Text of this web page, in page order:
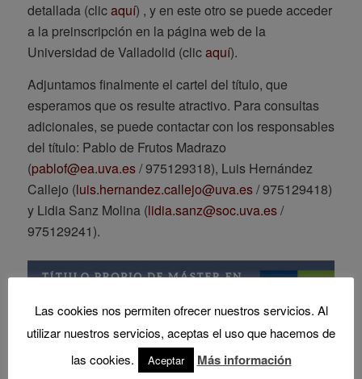
detallada (clicaquí) , y en este otro se puede acceder
a la preinscripción en la página web de la
Universidad de Valladolid (clicaquí).
Adjuntamos finalmente el cartel del título, que
esperamos que os resulte atractivo. Para consultas
adicionales, se puede contactar con los responsables
del título: Pablo de Frutos Madrazo
(pablof@ea.uva.es/ 975129318), Luis Hernández
Callejo (luis.hernandez.callejo@uva.es/ 975129418)
y Lidia Sanz Molina (lidia.sanz@soc.uva.es/
975129241).
Las cookies nos permiten ofrecer nuestros servicios. Al
utilizar nuestros servicios, aceptas el uso que hacemos de
las cookies.
Aceptar Más información